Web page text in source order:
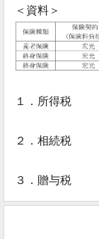
＜資料＞
１．所得税
２．相続税
３．贈与税